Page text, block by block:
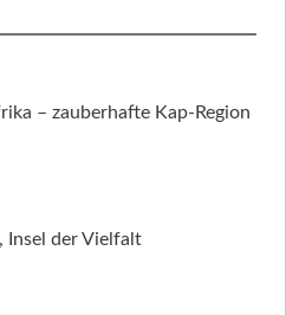
– zauberhafte Kap-Region
Insel der Vielfalt